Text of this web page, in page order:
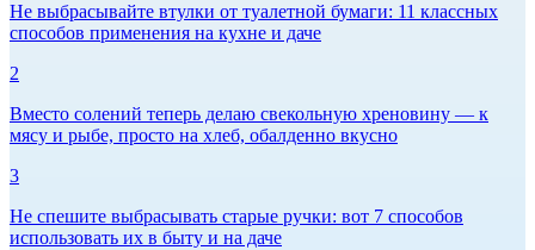
Не выбрасывайте втулки от туалетной бумаги: 11 классных
способов применения на кухне и даче
2
Вместо солений теперь делаю свекольную хреновину — к
мясу и рыбе, просто на хлеб, обалденно вкусно
3
Не спешите выбрасывать старые ручки: вот 7 способов
использовать их в быту и на даче